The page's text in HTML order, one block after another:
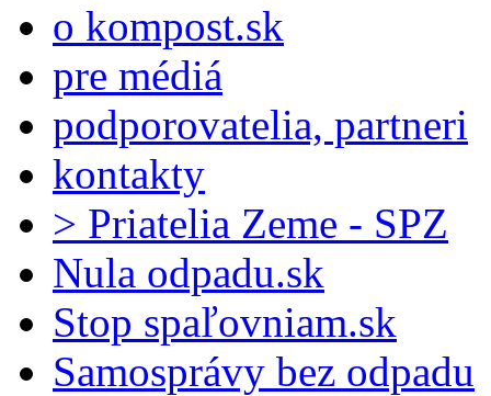
o kompost.sk
pre médiá
podporovatelia, partneri
kontakty
> Priatelia Zeme - SPZ
Nula odpadu.sk
Stop spaľovniam.sk
Samosprávy bez odpadu